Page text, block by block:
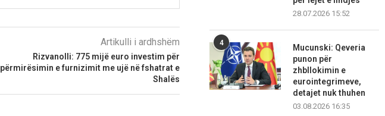
Artikulli i ardhshëm
Rizvanolli: 775 mijë euro investim për
përmirësimin e furnizimit me ujë në fshatrat e
Shalës
28.07.2026 15:52
4
Mucunski: Qeveria
punon për
zhbllokimin e
eurointegrimeve,
detajet nuk thuhen
03.08.2026 16:35